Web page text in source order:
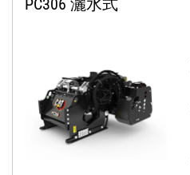
PC306 灑水式